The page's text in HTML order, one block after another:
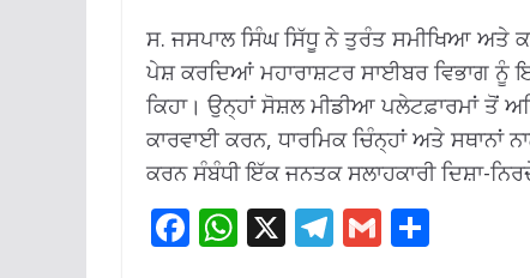
ਸ. ਜਸਪਾਲ ਸਿੰਘ ਸਿੱਧੂ ਨੇ ਤੁਰੰਤ ਸਮੀਖਿਆ ਅਤੇ
ਪੇਸ਼ ਕਰਦਿਆਂ ਮਹਾਰਾਸ਼ਟਰ ਸਾਈਬਰ ਵਿਭਾਗ ਨੂੰ
ਕਿਹਾ। ਉਨ੍ਹਾਂ ਸੋਸ਼ਲ ਮੀਡੀਆ ਪਲੇਟਫ਼ਾਰਮਾਂ ਤੋਂ
ਕਾਰਵਾਈ ਕਰਨ, ਧਾਰਮਿਕ ਚਿੰਨ੍ਹਾਂ ਅਤੇ ਸਥਾਨਾਂ
ਕਰਨ ਸੰਬੰਧੀ ਇੱਕ ਜਨਤਕ ਸਲਾਹਕਾਰੀ ਦਿਸ਼ਾ-
F W X T G